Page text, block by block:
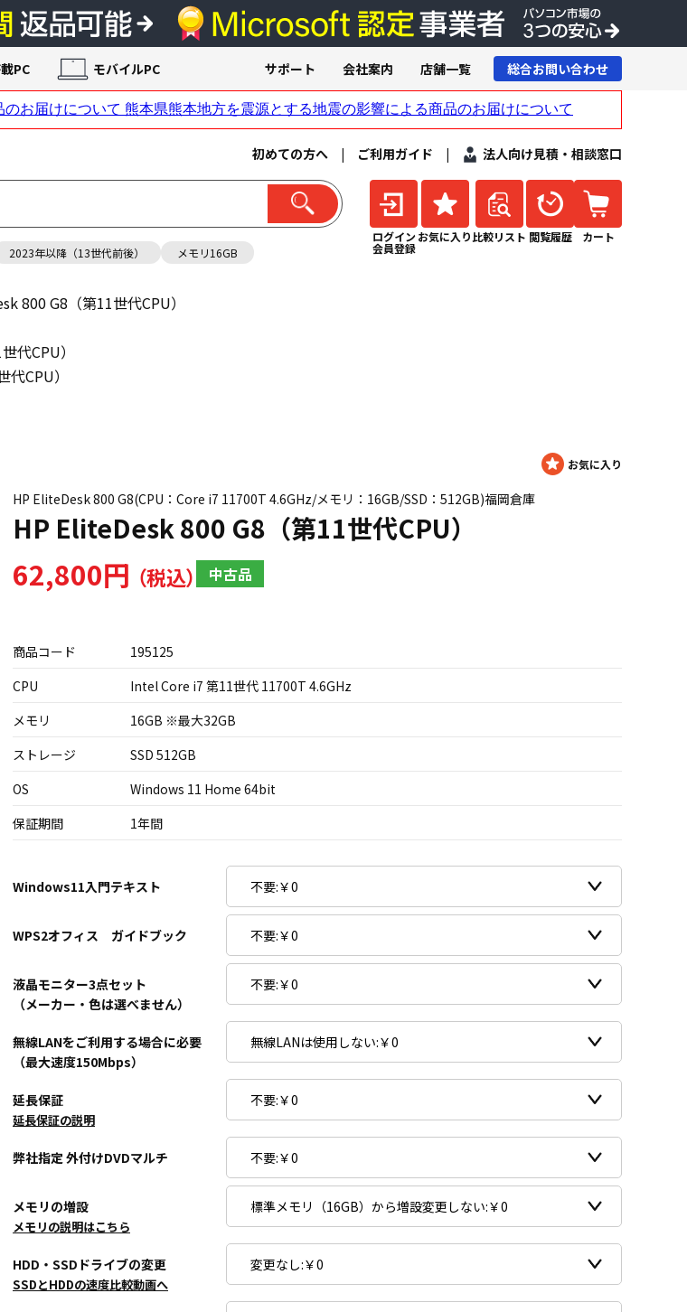
初めての方へ | ご利用ガイド | 法人向け見積・相談窓口
2023年以降（13世代前後） メモリ16GB
ログイン
会員登録
お気に入り 比較リスト 閲覧履歴 カート
PC モバイルPC サポート 会社案内 店舗一覧 総合お問い合わせ
800 G8（第11世代CPU）
代CPU）
CPU）
HP EliteDesk 800 G8(CPU：Core i7 11700T 4.6GHz/メモリ：16GB/SSD：512GB)福岡倉庫
HP EliteDesk 800 G8（第11世代CPU）
62,800円 中古品
商品コード
195125
CPU
Intel Core i7 第11世代 11700T 4.6GHz
メモリ
16GB ※最大32GB
ストレージ
SSD 512GB
OS
Windows 11 Home 64bit
保証期間
1年間
Windows11入門テキスト
WPS2オフィス ガイドブック
液晶モニター3点セット
（メーカー・色は選べません）
無線LANをご利用する場合に必要
（最大速度150Mbps）
延長保証
延長保証の説明
弊社指定 外付けDVDマルチ
メモリの増設
メモリの説明はこちら
HDD・SSDドライブの変更
SSDとHDDの速度比較動画へ